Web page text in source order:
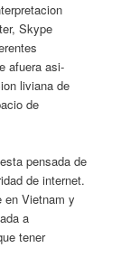
Skype
afuera asi­
liviana de
de
pensada de
de internet.
en Vietnam y
a
tener